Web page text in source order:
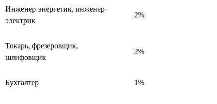
Инженер-энергетик, инженер-
электрик
2%
Токарь, фрезеровщик,
шлифовщик
2%
Бухгалтер 1%